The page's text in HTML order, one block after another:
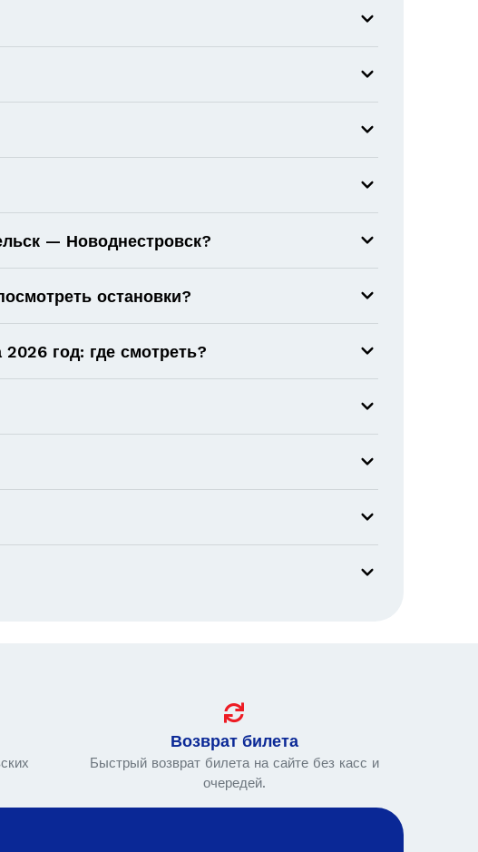
— Новоднестровск?
остановки?
год: где смотреть?
Возврат билета
Быстрый возврат билета на сайте без касс и
очередей.